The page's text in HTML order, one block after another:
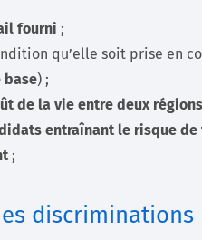
fourni ;
qu’elle soit prise en
base) ;
de la vie entre deux régions
entraînant le risque
;
discriminations